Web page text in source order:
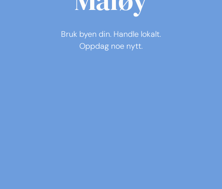
Bruk byen din. Handle lokalt.
Oppdag noe nytt.